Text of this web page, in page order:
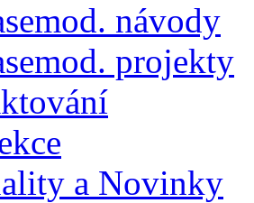
návody
projekty
a Novinky